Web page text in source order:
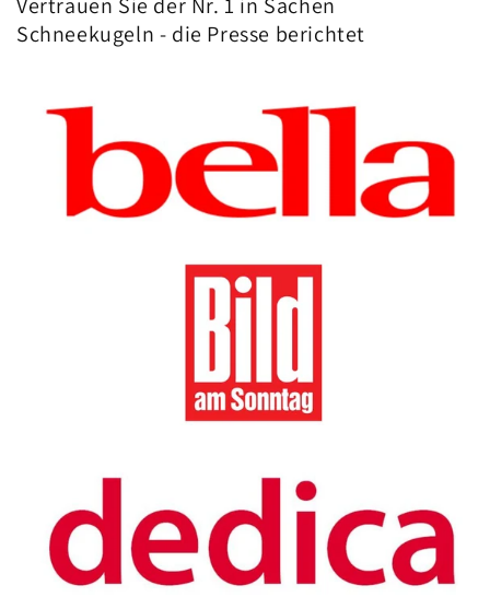
Schneekugeln - die Presse berichtet